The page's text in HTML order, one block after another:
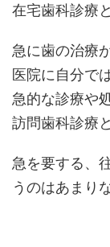
在宅歯科診療
急に歯の治療
医院に自分で
急的な診療や
訪問歯科診療
急を要する、
うのはあまり